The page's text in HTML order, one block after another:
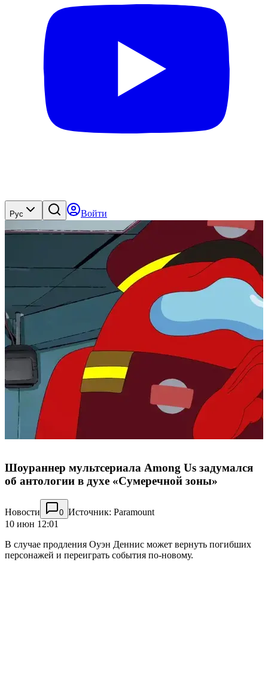
Рус Войти
Шоураннер мультсериала Among Us задумался
об антологии в духе «Сумеречной зоны»
Новости 0 Источник: Paramount
10 июн 12:01
В случае продления Оуэн Деннис может вернуть погибших
персонажей и переиграть события по-новому.